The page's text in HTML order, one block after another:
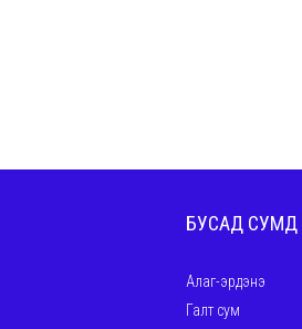
БУСАД СУМД
Алаг-эрдэнэ
Галт сум